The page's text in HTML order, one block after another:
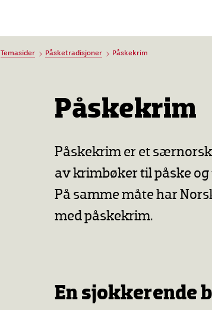
Temasider Påsketradisjoner Påskekrim
Påskekrim
Påskekrim er et
av krimbøker til påske og
På samme måte har
med påskekrim.
En sjokkerende